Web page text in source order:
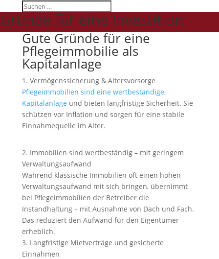
Gründe für eine Investition
Gute Gründe für eine
Pflegeimmobilie als
Kapitalanlage
1. Vermögenssicherung & Altersvorsorge
Pflegeimmobilien sind eine wertbeständige
Kapitalanlage und bieten langfristige Sicherheit. Sie
schützen vor Inflation und sorgen für eine stabile
Einnahmequelle im Alter.
2. Immobilien sind wertbeständig – mit geringem
Verwaltungsaufwand
Während klassische Immobilien oft einen hohen
Verwaltungsaufwand mit sich bringen, übernimmt
bei Pflegeimmobilien der Betreiber die
Instandhaltung – mit Ausnahme von Dach und Fach.
Das reduziert den Aufwand für den Eigentümer
erheblich.
3. Langfristige Mietverträge und gesicherte
Einnahmen